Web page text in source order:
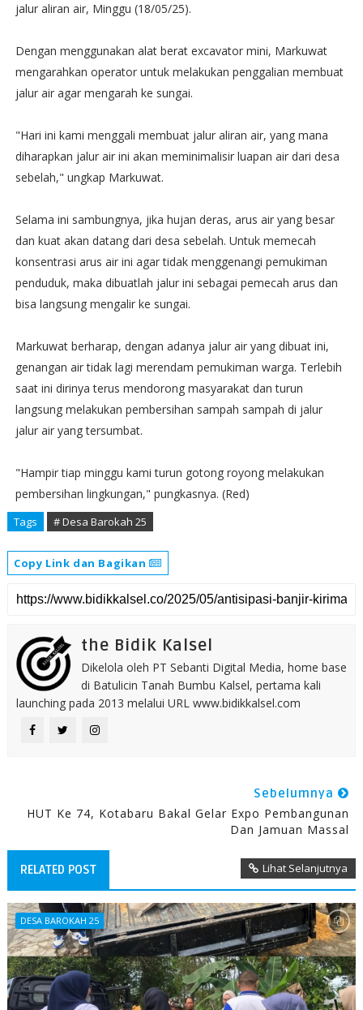
jalur aliran air, Minggu (18/05/25).
Dengan menggunakan alat berat excavator mini, Markuwat
mengarahkan operator untuk melakukan penggalian membuat
jalur air agar mengarah ke sungai.
"Hari ini kami menggali membuat jalur aliran air, yang mana
diharapkan jalur air ini akan meminimalisir luapan air dari desa
sebelah," ungkap Markuwat.
Selama ini sambungnya, jika hujan deras, arus air yang besar
dan kuat akan datang dari desa sebelah. Untuk memecah
konsentrasi arus air ini agar tidak menggenangi pemukiman
penduduk, maka dibuatlah jalur ini sebagai pemecah arus dan
bisa langsung mengalir ke sungai.
Markuwat berharap, dengan adanya jalur air yang dibuat ini,
genangan air tidak lagi merendam pemukiman warga. Terlebih
saat ini dirinya terus mendorong masyarakat dan turun
langsung melakukan pembersihan sampah sampah di jalur
jalur air yang tersumbat.
"Hampir tiap minggu kami turun gotong royong melakukan
pembersihan lingkungan," pungkasnya. (Red)
Tags # Desa Barokah 25
Copy Link dan Bagikan
the Bidik Kalsel
Dikelola oleh PT Sebanti Digital Media, home base
di Batulicin Tanah Bumbu Kalsel, pertama kali
launching pada 2013 melalui URL www.bidikkalsel.com
Sebelumnya
HUT Ke 74, Kotabaru Bakal Gelar Expo Pembangunan
Dan Jamuan Massal
RELATED POST Lihat Selanjutnya
DESA BAROKAH 25